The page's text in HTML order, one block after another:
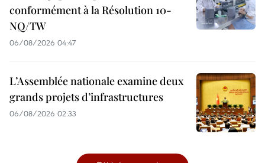
conformément à la Résolution 10-
NQ/TW
06/08/2026 04:47
L’Assemblée nationale examine deux
grands projets d’infrastructures
06/08/2026 02:33